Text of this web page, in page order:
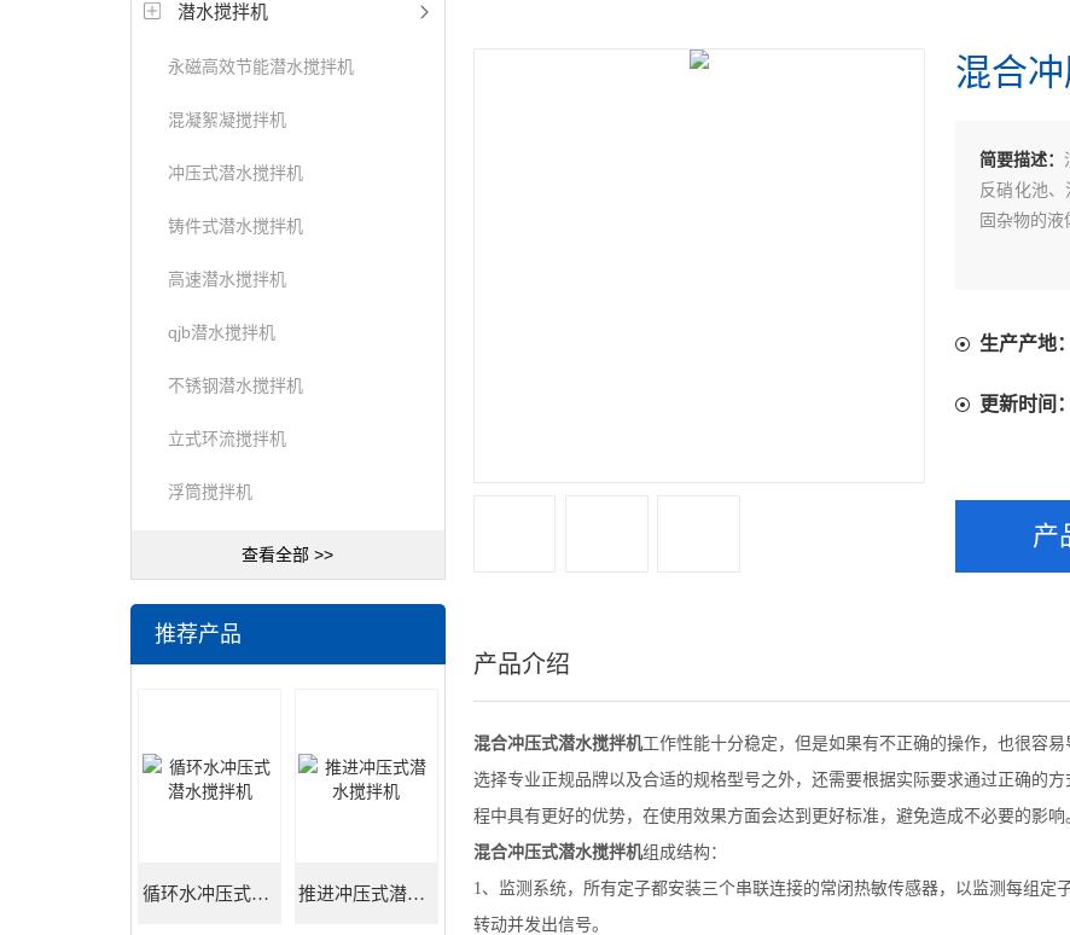
潜水搅拌机
永磁高效节能潜水搅拌机
混凝絮凝搅拌机
冲压式潜水搅拌机
铸件式潜水搅拌机
高速潜水搅拌机
qjb潜水搅拌机
不锈钢潜水搅拌机
立式环流搅拌机
浮筒搅拌机
查看全部 >>
推荐产品
循环水冲压式潜水搅拌机 推进冲压式潜水搅拌机
混合
简要描述：
反硝化池、
固杂物的液
生产产地：
更新时间：
产
产品介绍
混合冲压式潜水搅拌机工作性能十分稳定，但是如果有不正确的操作，也很容
选择专业正规品牌以及合适的规格型号之外，还需要根据实际要求通过正确的
程中具有更好的优势，在使用效果方面会达到更好标准，避免造成不必要的影响
混合冲压式潜水搅拌机组成结构：
1、监测系统，所有定子都安装三个串联连接的常闭热敏传感器，以监测每组
转动并发出信号。